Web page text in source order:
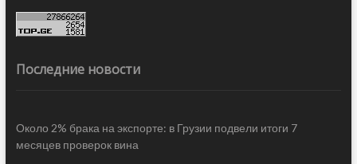
Последние новости
Около 2% брака на экспорте: в Грузии подвели итоги 7
месяцев проверок вина